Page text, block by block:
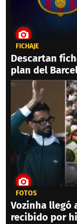
FICHAJE
Descartan
plan del
FOTOS
Vozinha llegó
recibido por